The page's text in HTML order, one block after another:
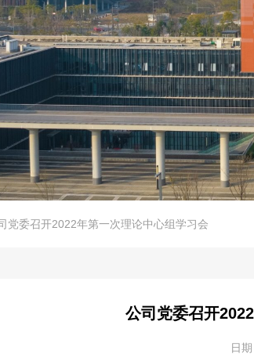
党委召开2022年第一次理论中心组学习会
公司党委召开
日